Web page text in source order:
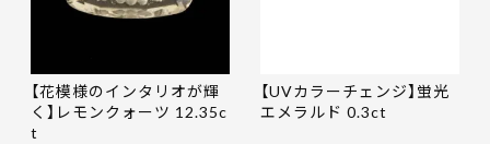
【花模様のインタリオが輝
く】レモンクォーツ 12.35c
t
【UVカラーチェンジ】蛍光
エメラルド 0.3ct